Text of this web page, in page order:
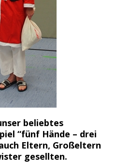
beliebtes
“fünf Hände – drei
Eltern, Großeltern
gesellten.